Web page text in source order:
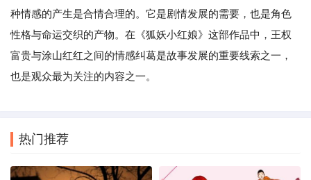
种情感的产生是合情合理的。它是剧情发展的需要，也是角色
性格与命运交织的产物。在《狐妖小红娘》这部作品中，王权
富贵与涂山红红之间的情感纠葛是故事发展的重要线索之一，
也是观众最为关注的内容之一。
热门推荐